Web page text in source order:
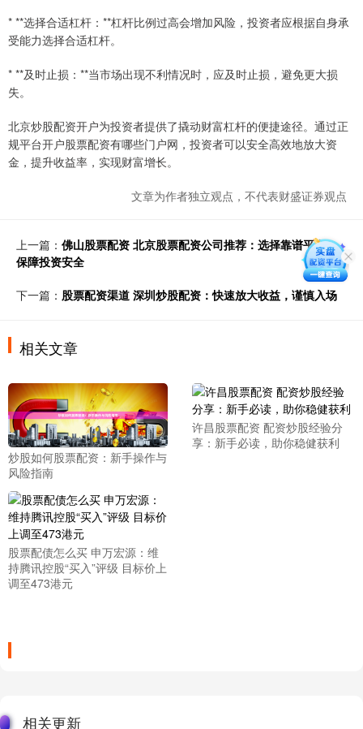
* **选择合适杠杆：**杠杆比例过高会增加风险，投资者应根据自身承
受能力选择合适杠杆。
* **及时止损：**当市场出现不利情况时，应及时止损，避免更大损
失。
北京炒股配资开户为投资者提供了撬动财富杠杆的便捷途径。通过正
规平台开户股票配资有哪些门户网，投资者可以安全高效地放大资
金，提升收益率，实现财富增长。
文章为作者独立观点，不代表财盛证券观点
上一篇： 佛山股票配资 北京股票配资公司推荐：选择靠谱平台，
保障投资安全
下一篇： 股票配资渠道 深圳炒股配资：快速放大收益，谨慎入场
相关文章
炒股如何股票配资：新手操作与
风险指南
许昌股票配资 配资炒股经验分
享：新手必读，助你稳健获利
股票配债怎么买 申万宏源：维
持腾讯控股“买入”评级 目标价上
调至473港元
相关更新